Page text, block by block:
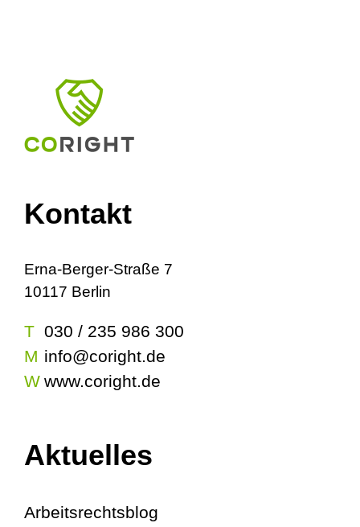
Kontakt
Erna-Berger-Straße 7
10117 Berlin
T 030 / 235 986 300
M info@coright.de
W www.coright.de
Aktuelles
Arbeitsrechtsblog